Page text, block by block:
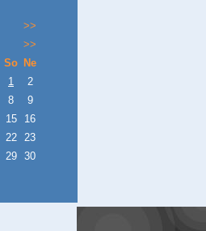
>>
>>
So Ne
1
2
8
9
15
16
22
23
29
30